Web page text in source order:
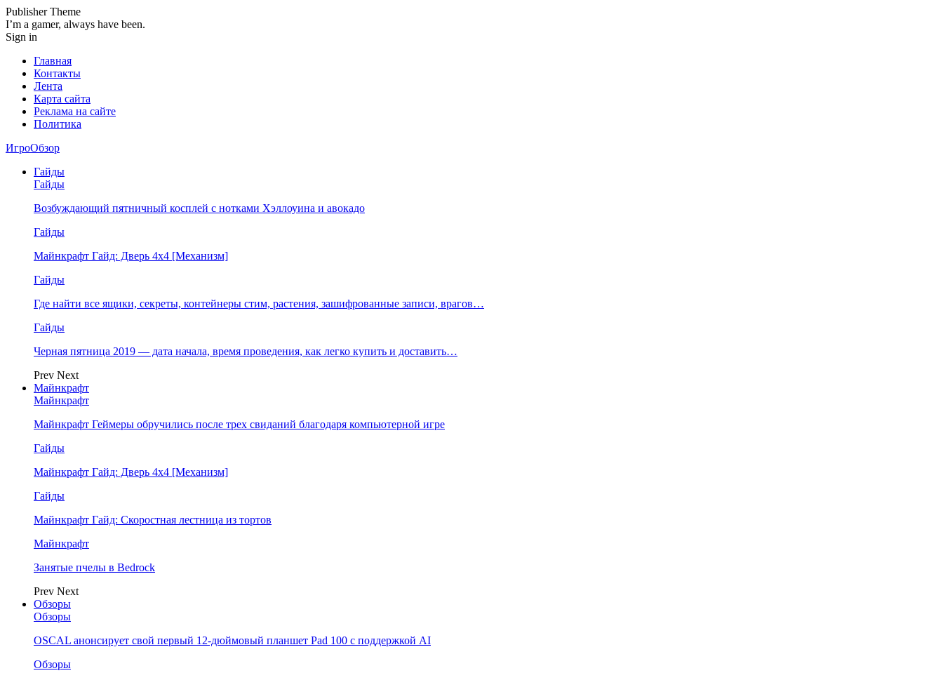
Publisher Theme
I’m a gamer, always have been.
Sign in
Главная
Контакты
Лента
Карта сайта
Реклама на сайте
Политика
ИгроОбзор
Гайды
Гайды
Возбуждающий пятничный косплей с нотками Хэллоуина и авокадо
Гайды
Майнкрафт Гайд: Дверь 4х4 [Механизм]
Гайды
Где найти все ящики, секреты, контейнеры стим, растения, зашифрованные записи, врагов…
Гайды
Черная пятница 2019 — дата начала, время проведения, как легко купить и доставить…
Prev Next
Майнкрафт
Майнкрафт
Майнкрафт Геймеры обручились после трех свиданий благодаря компьютерной игре
Гайды
Майнкрафт Гайд: Дверь 4х4 [Механизм]
Гайды
Майнкрафт Гайд: Скоростная лестница из тортов
Майнкрафт
Занятые пчелы в Bedrock
Prev Next
Обзоры
Обзоры
OSCAL анонсирует свой первый 12-дюймовый планшет Pad 100 с поддержкой AI
Обзоры